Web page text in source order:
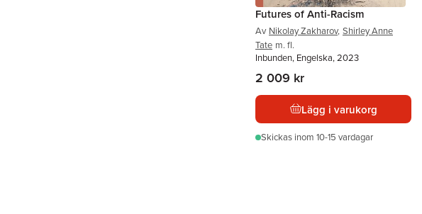
Futures of Anti-Racism
Av Nikolay Zakharov, Shirley Anne
Tate m. fl.
Inbunden, Engelska, 2023
2 009 kr
Lägg i varukorg
Skickas inom 10-15 vardagar